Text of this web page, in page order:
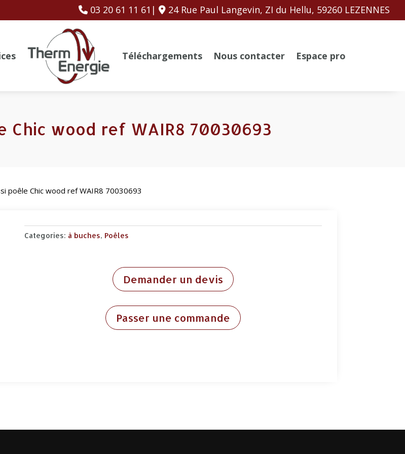
03 20 61 11 61| 24 Rue Paul Langevin, ZI du Hellu, 59260 LEZENNES
Téléchargements Nous contacter Espace pro
Chic wood ref WAIR8 70030693
poêle Chic wood ref WAIR8 70030693
Categories: à buches, Poêles
Demander un devis
Passer une commande